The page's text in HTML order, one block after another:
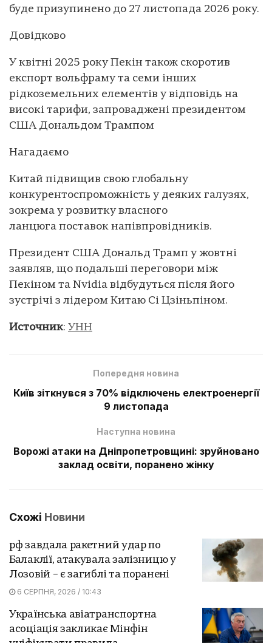
буде призупинено до 27 листопада 2026 року.
Довідково
У квітні 2025 року Пекін також скоротив
експорт вольфраму та семи інших
рідкоземельних елементів у відповідь на
високі тарифи, запроваджені президентом
США Дональдом Трампом
Нагадаємо
Китай підвищив свою глобальну
конкурентоспроможність у деяких галузях,
зокрема у розвитку власного
ланцюга поставок напівпровідників.
Президент США Дональд Трамп у жовтні
заявляв, що подальші переговори між
Пекіном та Nvidia відбудуться після його
зустрічі з лідером Китаю Сі Цзіньпіном.
Источник: УНН
Попередня новина
Київ зіткнувся з 70% відключень електроенергії
9 листопада
Наступна новина
Ворожі атаки на Дніпропетровщині: зруйновано
заклад освіти, поранено жінку
Схожі Новини
рф завдала ракетний удар по
Балаклії, атакувала залізницю у
Лозовій – є загиблі та поранені
6 СЕРПНЯ, 2026 / 10:43
Українська авіатранспортна
асоціація закликає Мінфін